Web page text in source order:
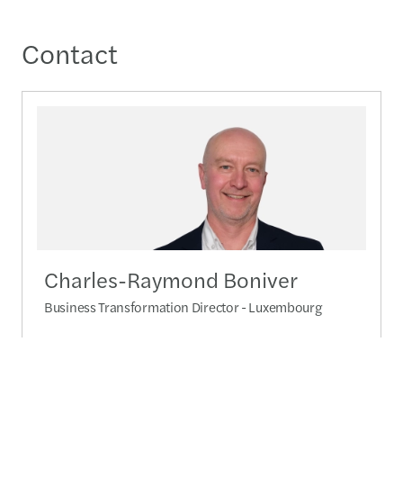
Contact
Charles-Raymond Boniver
Business Transformation Director - Luxembourg